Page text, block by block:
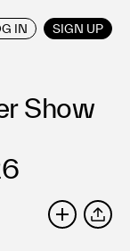
IN SIGN UP
/ JAPANESE
Show